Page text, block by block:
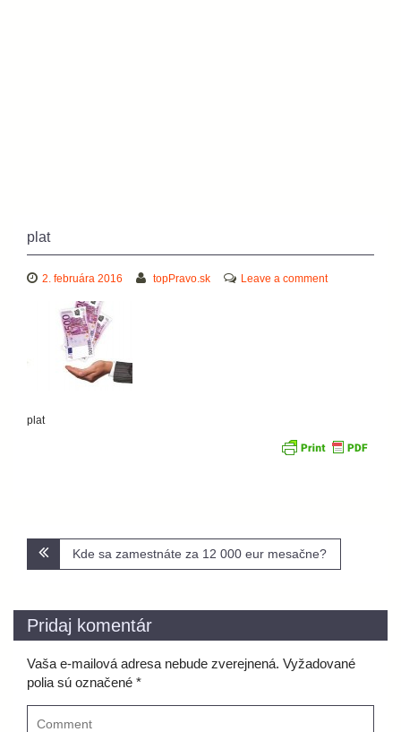
plat
2. februára 2016 topPravo.sk Leave a comment
plat
Navigácia
v
Kde sa zamestnáte za 12 000 eur mesačne?
Pridaj komentár
Vaša e-mailová adresa nebude zverejnená. Vyžadované
polia sú označené *